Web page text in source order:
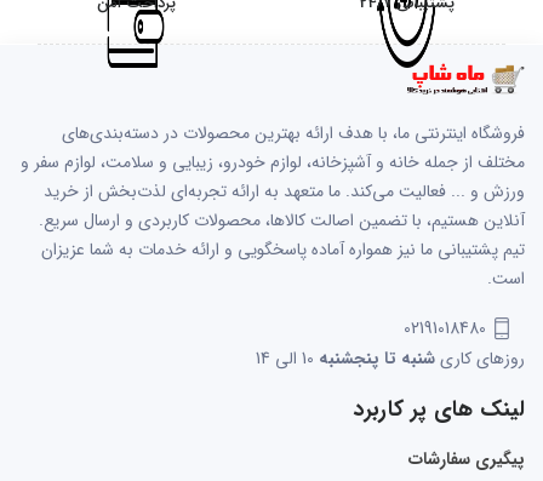
فروشگاه اینترنتی ما، با هدف ارائه بهترین محصولات در دسته‌بندی‌های
مختلف از جمله خانه و آشپزخانه، لوازم خودرو، زیبایی و سلامت، لوازم سفر و
ورزش و ... فعالیت می‌کند. ما متعهد به ارائه تجربه‌ای لذت‌بخش از خرید
آنلاین هستیم، با تضمین اصالت کالاها، محصولات کاربردی و ارسال سریع.
تیم پشتیبانی ما نیز همواره آماده پاسخگویی و ارائه خدمات به شما عزیزان
است.
02191018480
روزهای کاریشنبه تا پنجشنبه
لینک های پر کاربرد
پیگیری سفارشات